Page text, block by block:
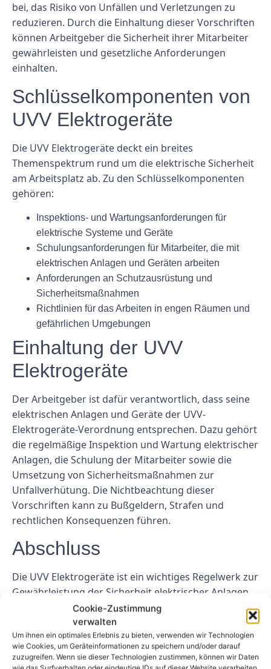
Cookie-Zustimmung
verwalten
Um ihnen ein optimales Erlebnis zu bieten, verwenden wir Technologien
wie Cookies, um Geräteinformationen zu speichern und/oder darauf
zuzugreifen. Wenn sie dieser Technologien zustimmen, können wir Daten
bei, das Risiko von Unfällen und Verletzungen zu
reduzieren. Durch die Einhaltung dieser Vorschriften
können Arbeitgeber die Sicherheit ihrer Mitarbeiter
gewährleisten und gesetzliche Anforderungen
einhalten.
Schlüsselkomponenten von
UVV Elektrogeräte
Die UVV Elektrogeräte deckt ein breites
Themenspektrum rund um die elektrische Sicherheit
am Arbeitsplatz ab. Zu den Schlüsselkomponenten
gehören:
Inspektions- und Wartungsanforderungen für
elektrische Systeme und Geräte
Schulungsanforderungen für Mitarbeiter, die mit
elektrischen Anlagen und Geräten arbeiten
Anforderungen an Schutzausrüstung und
Sicherheitsmaßnahmen
Richtlinien für das Arbeiten in engen Räumen und
gefährlichen Umgebungen
Einhaltung der UVV
Elektrogeräte
Der Arbeitgeber ist dafür verantwortlich, dass seine
elektrischen Anlagen und Geräte der UVV-
Elektrogeräte-Verordnung entsprechen. Dazu gehört
die regelmäßige Inspektion und Wartung elektrischer
Anlagen, die Schulung der Mitarbeiter sowie die
Umsetzung von Sicherheitsmaßnahmen zur
Unfallverhütung. Die Nichtbeachtung dieser
Vorschriften kann zu Bußgeldern, Strafen und
rechtlichen Konsequenzen führen.
Abschluss
Die UVV Elektrogeräte ist ein wichtiges Regelwerk zur
Gewährleistung der Sicherheit elektrischer Anlagen
und Geräte am Arbeitsplatz. Durch die Einhaltung
dieser Richtlinien können Arbeitgeber ihre
Mitarbeiter vor Unfällen und Verletzungen schützen
und gesetzliche Anforderungen einhalten. Für